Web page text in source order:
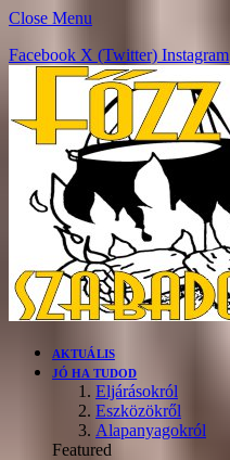
Close Menu
Facebook X (Twitter) Instagram
AKTUÁLIS
JÓ HA TUDOD
Eljárásokról
Eszközökről
Alapanyagokról
Featured